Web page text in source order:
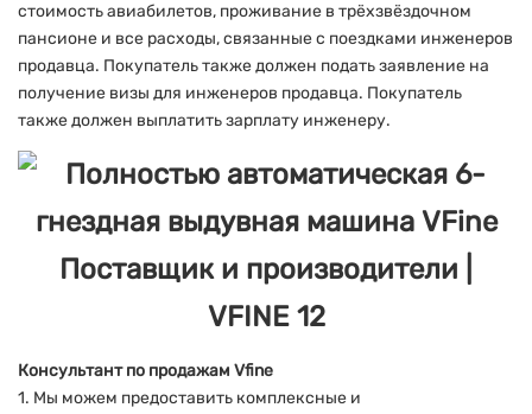
стоимость авиабилетов, проживание в трёхзвёздочном
пансионе и все расходы, связанные с поездками инженеров
продавца. Покупатель также должен подать заявление на
получение визы для инженеров продавца. Покупатель
также должен выплатить зарплату инженеру.
Консультант по продажам Vfine
1. Мы можем предоставить комплексные и